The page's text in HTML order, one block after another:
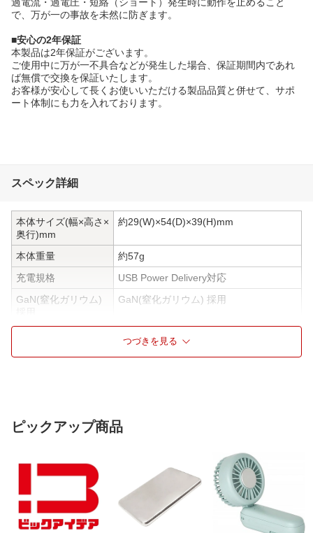
で、万が一の事故を未然に防ぎます。
■安心の2年保証
本製品は2年保証がございます。
ご使用中に万が一不具合などが発生した場合、保証期間内であれ
ば無償で交換を保証いたします。
お客様が安心して長くお使いいただける製品品質と併せて、サポ
ート体制にも力を入れております。
スペック詳細
本体サイズ(幅×高さ×
奥行)mm
約29(W)×54(D)×39(H)mm
本体重量
約57g
充電規格
USB Power Delivery対応
GaN(窒化ガリウム)
GaN(窒化ガリウム) 採用
最大出力(合計)
15W
USBポート総数
2ポート
仕様1
入力仕様：AC100V-240V 50/60Hz 0.8A
出力仕様：
【USB C】DC5V/3A、DC9V/3A、DC1
2V/1.91A、DC15V/2.33A、DC20V/1.75
A(35W MAX)
【PPS1】DC3.3-11V/3A
つづきを見る
ピックアップ商品